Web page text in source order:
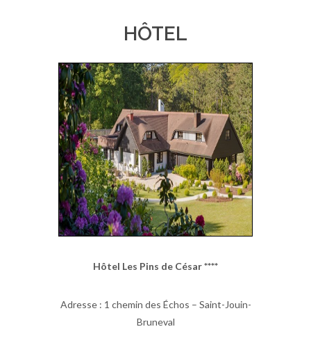
HÔTEL
Hôtel Les Pins de César ****
Adresse : 1 chemin des Échos – Saint-Jouin-
Bruneval